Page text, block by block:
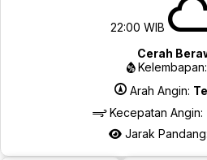
22:00 WIB
Cerah
Kelembapan:
Arah Angin:
Kecepatan Angin:
Jarak Pandang: